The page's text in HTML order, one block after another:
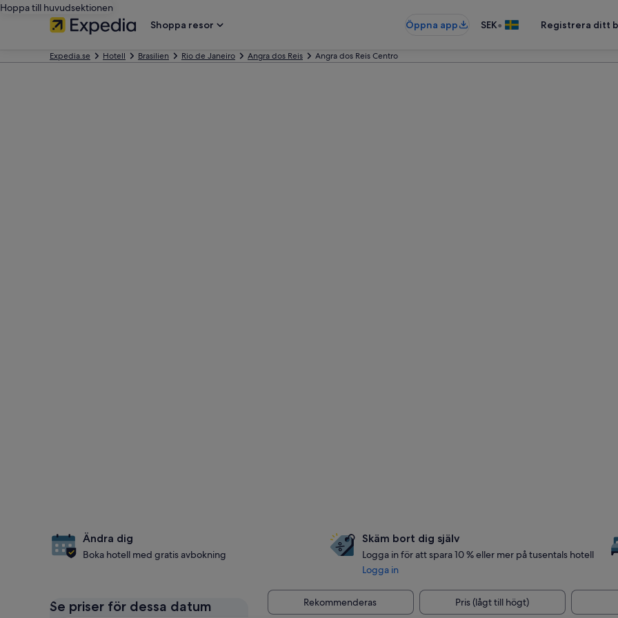
Hoppa till huvudsektionen
Shoppa resor
Öppna app SEK• Registrera ditt
Expedia.se Hotell Brasilien Rio de Janeiro Angra dos Reis Angra dos Reis Centro
Ändra dig
Boka hotell med gratis avbokning
Skäm bort dig själv
Logga in för att spara 10 % eller mer på tusentals hotell
Logga in
Se priser för dessa datum Rekommenderas Pris (lågt till högt)